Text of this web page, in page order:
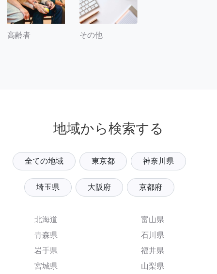
高齢者 その他
地域から検索する
全ての地域 東京都 神奈川県
埼玉県 大阪府 京都府
北海道
青森県
岩手県
宮城県
富山県
石川県
福井県
山梨県